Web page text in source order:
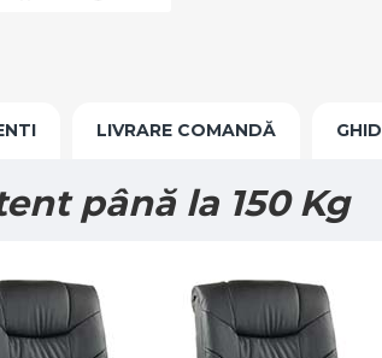
LIVRARE COMANDĂ GHID
până la 150 Kg